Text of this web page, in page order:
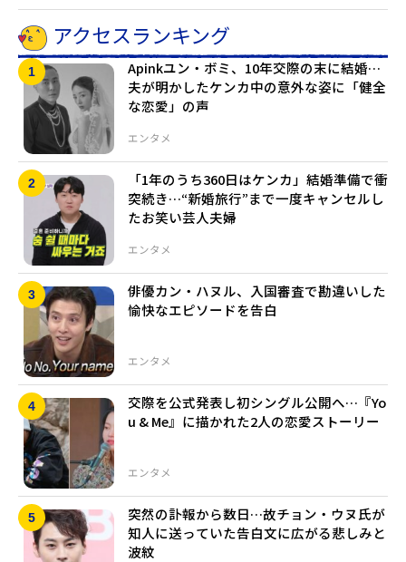
アクセスランキング
エンタメ
Apinkユン・ボミ、10年交際の末に結婚…
夫が明かしたケンカ中の意外な姿に「健全
な恋愛」の声
エンタメ
「1年のうち360日はケンカ」結婚準備で衝
突続き…“新婚旅行”まで一度キャンセルし
たお笑い芸人夫婦
エンタメ
俳優カン・ハヌル、入国審査で勘違いした
愉快なエピソードを告白
エンタメ
交際を公式発表し初シングル公開へ…『Yo
u & Me』に描かれた2人の恋愛ストーリー
突然の訃報から数日…故チョン・ウヌ氏が
知人に送っていた告白文に広がる悲しみと
波紋